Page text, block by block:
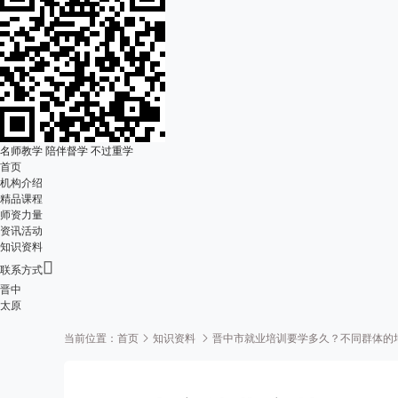
名师教学 陪伴督学 不过重学
首页
机构介绍
精品课程
师资力量
资讯活动
知识资料
联系方式
晋中
太原
当前位置： 首页 知识资料 晋中市就业培训要学多久？不同群体